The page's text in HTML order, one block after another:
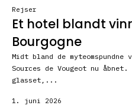
Rejser
Et hotel blandt
Bourgogne
Midt bland de
Sources de Vougeot nu
glasset,...
1. juni 2026